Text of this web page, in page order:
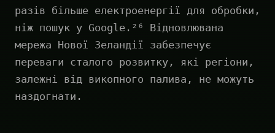
разів більше електроенергії для обробки,
ніж пошук у Google.²⁶ Відновлювана
мережа Нової Зеландії забезпечує
переваги сталого розвитку, які регіони,
залежні від викопного палива, не можуть
наздогнати.